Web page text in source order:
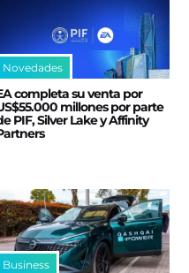
Novedades
completa su venta por
millones por parte
PIF, Silver Lake y Affinity
Business